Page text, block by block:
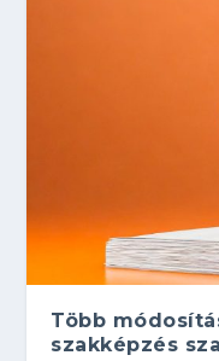
Több
szakképzés